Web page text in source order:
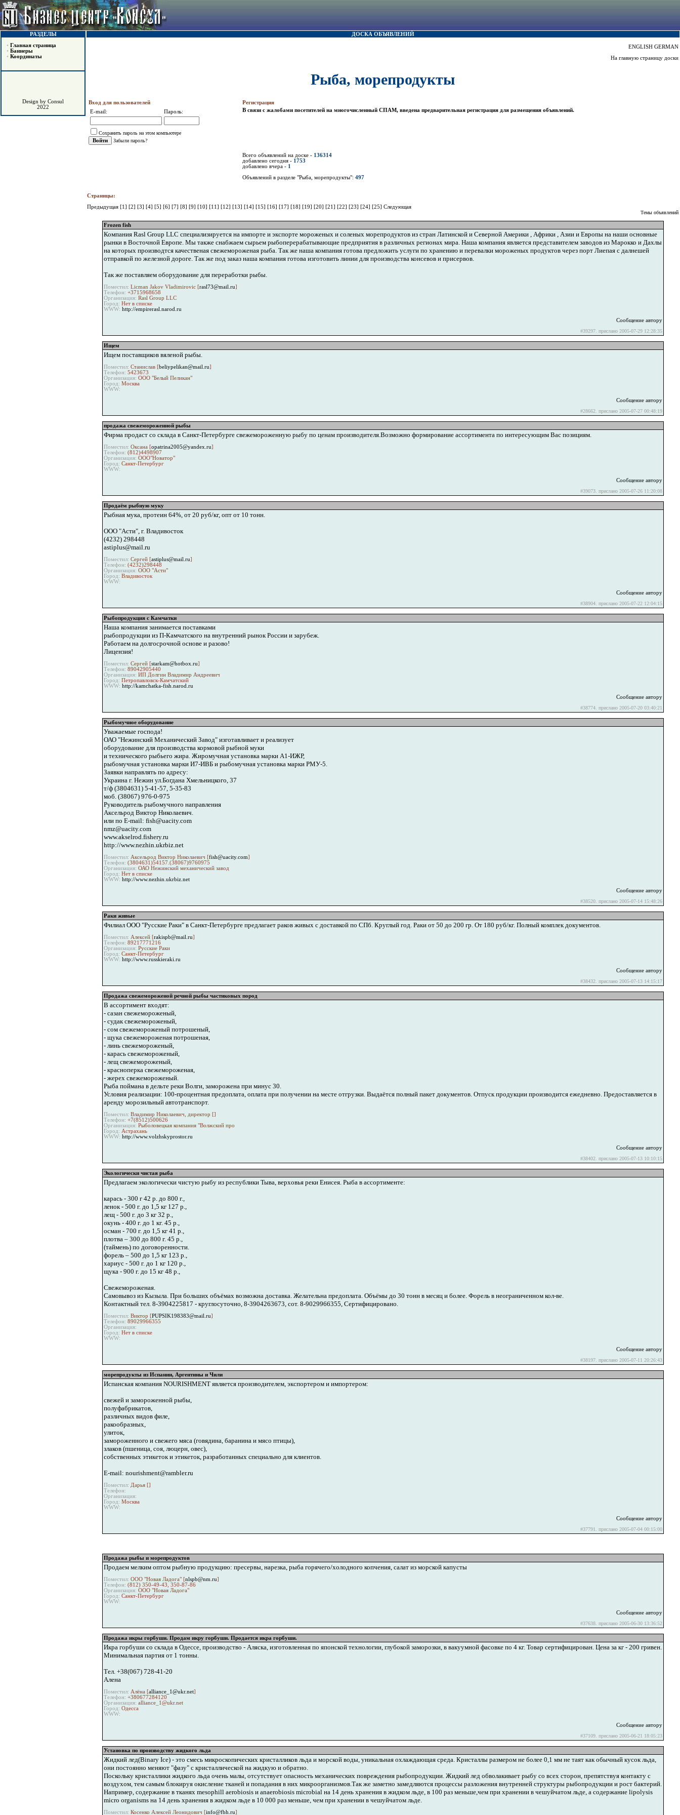
РАЗДЕЛЫ
• Главная страница
• Баннеры
• Координаты
Design by Consul
2022
ДОСКА ОБЪЯВЛЕНИЙ
ENGLISH GERMAN
На главную страницу доски
Рыба, морепродукты
Вход для пользователей
Регистрация
E-mail:
Пароль:
Сохранить пароль на этом компьютере
Забыли пароль?
В связи с жалобами посетителей на многочисленный СПАМ, введена предварительная регистрация для размещения объявлений.
Всего объявлений на доске - 136314
добавлено сегодня - 1753
добавлено вчера - 1
Объявлений в разделе "Рыба, морепродукты": 497
Страницы:
Предыдущая [1] [2] [3] [4] [5] [6] [7] [8] [9] [10] [11] [12] [13] [14] [15] [16] [17] [18] [19] [20] [21] [22] [23] [24] [25] Следующая
Темы объявлений
Frozen fish
Компания Rasl Group LLC специализируется на импорте и экспорте мороженых и соленых морепродуктов из стран Латинской и Северной Америки , Африки , Азии и Европы на наши основные
рынки в Восточной Европе. Мы также снабжаем сырьем рыбоперерабатывающие предприятия в различных регионах мира. Наша компания является представителем заводов из Марокко и Дахлы
на которых производтся качественая свежемороженая рыба. Так же наша компания готова предложить услуги по хранению и перевалки мороженых продуктов через порт Лиепая с далнешей
отправкой по железной дороге. Так же под заказ наша компания готова изготовить линии для производства консевов и присервов.
Так же поставляем оборудованиe для переработки рыбы.
Поместил: Licman Jakov Vladimirovic [rasl73@mail.ru]
Телефон: +3715968658
Организация: Rasl Group LLC
Город: Нет в списке
WWW: http://empirerasl.narod.ru
Сообщение автору
#39297. прислано 2005-07-29 12:28:35
Ищем
Ищем поставщиков вяленой рыбы.
Поместил: Станислав [beliypelikan@mail.ru]
Телефон: 5423673
Организация: ООО "Белый Пеликан"
Город: Москва
WWW:
Сообщение автору
#28662. прислано 2005-07-27 00:48:19
продажа свежемороженной рыбы
Фирма продаст со склада в Санкт-Петербурге свежемороженную рыбу по ценам производителя.Возможно формирование ассортимента по интересующим Вас позициям.
Поместил: Оксана [opatrina2005@yandex.ru]
Телефон: (812)4498907
Организация: ООО"Новатор"
Город: Санкт-Петербург
WWW:
Сообщение автору
#39073. прислано 2005-07-26 11:20:08
Продаём рыбную муку
Рыбная мука, протеин 64%, от 20 руб/кг, опт от 10 тонн.
ООО "Асти", г. Владивосток
(4232) 298448
astiplus@mail.ru
Поместил: Сергей [astiplus@mail.ru]
Телефон: (4232)298448
Организация: ООО "Асти"
Город: Владивосток
WWW:
Сообщение автору
#38904. прислано 2005-07-22 12:04:15
Рыбопродукция с Камчатки
Наша компания занимается поставками
рыбопродукции из П-Камчатского на внутренний рынок России и зарубеж.
Работаем на долгосрочной основе и разово!
Лицензия!
Поместил: Сергей [starkam@hotbox.ru]
Телефон: 89042905440
Организация: ИП Долгин Владимир Андреевич
Город: Петропавловск-Камчатский
WWW: http://kamchatka-fish.narod.ru
Сообщение автору
#38774. прислано 2005-07-20 03:40:21
Рыбомучное оборудование
Уважаемые господа!
ОАО "Нежинский Механический Завод" изготавливает и реализует
оборудование для производства кормовой рыбной муки
и технического рыбьего жира. Жиромучная установка марки А1-ИЖР,
рыбомучная установка марки И7-ИВБ и рыбомучная установка марки РМУ-5.
Заявки направлять по адресу:
Украина г. Нежин ул.Богдана Хмельницкого, 37
т/ф (3804631) 5-41-57, 5-35-83
моб. (38067) 976-0-975
Руководитель рыбомучного направления
Аксельрод Виктор Николаевич.
или по E-mail: fish@uacity.com
nmz@uacity.com
www.akselrod.fishery.ru
http://www.nezhin.ukrbiz.net
Поместил: Аксельрод Виктор Николаевич [fish@uacity.com]
Телефон: (3804631)54157.(38067)9760975
Организация: ОАО Нежинский механический завод
Город: Нет в списке
WWW: http://www.nezhin.ukrbiz.net
Сообщение автору
#38520. прислано 2005-07-14 15:48:26
Раки живые
Филиал ООО "Русские Раки" в Санкт-Петербурге предлагает раков живых с доставкой по СПб. Круглый год. Раки от 50 до 200 гр. От 180 руб/кг. Полный комплек документов.
Поместил: Алексей [rakispb@mail.ru]
Телефон: 89217771216
Организация: Русские Раки
Город: Санкт-Петербург
WWW: http://www.russkieraki.ru
Сообщение автору
#38432. прислано 2005-07-13 14:15:17
Продажа свежемороженой речной рыбы частиковых пород
В ассортимент входят:
- сазан свежемороженый,
- судак свежемороженый,
- сом свежемороженый потрошеный,
- щука свежемороженая потрошеная,
- линь свежемороженый,
- карась свежемороженый,
- лещ свежемороженый,
- красноперка свежемороженая,
- жерех свежемороженый.
Рыба поймана в дельте реки Волги, заморожена при минус 30.
Условия реализации: 100-процентная предоплата, оплата при получении на месте отгрузки. Выдаётся полный пакет документов. Отпуск продукции производится ежедневно. Предоставляется в
аренду морозильный автотранспорт.
Поместил: Владимир Николаевич, директор []
Телефон: +7(8512)500626
Организация: Рыболовецкая компания "Волжский про
Город: Астрахань
WWW: http://www.volzhskyprostor.ru
Сообщение автору
#38402. прислано 2005-07-13 10:10:15
Экологически чистая рыба
Предлагаем экологически чистую рыбу из республики Тыва, верховья реки Енисея. Рыба в ассортименте:
карась - 300 г 42 р. до 800 г.,
ленок - 500 г. до 1,5 кг 127 р.,
лещ - 500 г. до 3 кг 32 р.,
окунь - 400 г. до 1 кг. 45 р.,
осман - 700 г. до 1,5 кг 41 р.,
плотва – 300 до 800 г. 45 р.,
(таймень) по договоренности.
форель – 500 до 1,5 кг 123 р.,
хариус - 500 г. до 1 кг 120 р.,
щука - 900 г. до 15 кг 48 р.,
Свежемороженая.
Самовывоз из Кызыла. При больших объёмах возможна доставка. Желательна предоплата. Объёмы до 30 тонн в месяц и более. Форель в неограниченном кол-ве.
Контактный тел. 8-3904225817 - круглосуточно, 8-3904263673, сот. 8-9029966355, Сертифицировано.
Поместил: Виктор [PUPSIK198383@mail.ru]
Телефон: 89029966355
Организация:
Город: Нет в списке
WWW:
Сообщение автору
#38197. прислано 2005-07-11 20:26:43
морепродукты из Испании, Аргентины и Чили
Испанская компания NOURISHMENT является производителем, экспортером и импортером:
свежей и замороженной рыбы,
полуфабрикатов,
различных видов филе,
ракообразных,
улиток,
замороженного и свежего мяса (говядина, баранина и мясо птицы),
злаков (пшеница, соя, люцерн, овес),
собственных этикеток и этикеток, разработанных специально для клиентов.
E-mail: nourishment@rambler.ru
Поместил: Дарья []
Телефон:
Организация:
Город: Москва
WWW:
Сообщение автору
#37791. прислано 2005-07-04 00:15:00
Продажа рыбы и морепродуктов
Продаем мелким оптом рыбную продукцию: пресервы, нарезка, рыба горячего/холодного копчения, салат из морской капусты
Поместил: ООО "Новая Ладога" [nlspb@nm.ru]
Телефон: (812) 350-49-43, 350-87-86
Организация: ООО "Новая Ладога"
Город: Санкт-Петербург
WWW:
Сообщение автору
#37638. прислано 2005-06-30 13:36:52
Продажа икры горбуши. Продам икру горбуши. Продается икра горбуши.
Икра горбуши со склада в Одессе, производство - Аляска, изготовленная по японской технологии, глубокой заморозки, в вакуумной фасовке по 4 кг. Товар сертифицирован. Цена за кг - 200 гривен.
Минимальная партия от 1 тонны.
Тел. +38(067) 728-41-20
Алена
Поместил: Алёна [alliance_1@ukr.net]
Телефон: +380677284120
Организация: alliance_1@ukr.net
Город: Одесса
WWW:
Сообщение автору
#37109. прислано 2005-06-21 18:05:23
Установка по производству жидкого льда
Жидкий лед(Binary Ice) - это смесь микроскопических кристалликов льда и морской воды, уникальная охлаждающая среда. Кристаллы размером не более 0,1 мм не таят как обычный кусок льда,
они постоянно меняют "фазу" с кристаллической на жидкую и обратно.
Поскольку кристаллики жидкого льда очень малы, отсутствует опасность механических повреждения рыбопродукции. Жидкий лед обволакивает рыбу со всех сторон, препятствуя контакту с
воздухом, тем самым блокируя окисление тканей и попадания в них микроорганизмов.Так же заметно замедляются процессы разложения внутренней структуры рыбопродукции и рост бактерий.
Например, содержание в тканях mesophill aerobiosis и anaerobiosis microbial на 14 день хранения в жидком льде, в 100 раз меньше,чем при хранении в чешуйчатом льде, а содержание lipolysis
micro organisms на 14 день хранения в жидком льде в 10 000 раз меньше, чем при хранении в чешуйчатом льде.
Поместил: Косенко Алексей Леонидович [info@fbh.ru]